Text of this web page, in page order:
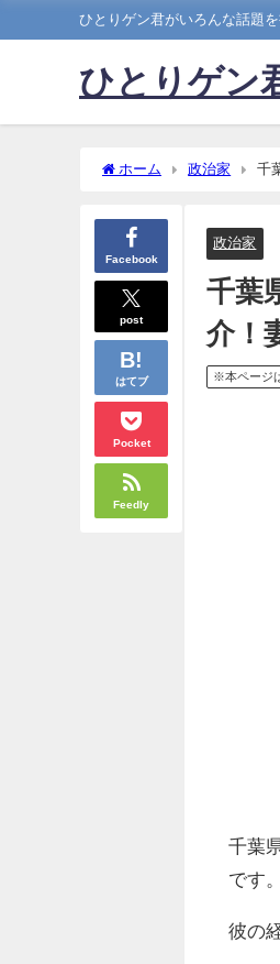
ひとりゲン君がいろんな話題を
ひとりゲン
ホーム 政治家 千
Facebook
post
はてブ
Pocket
Feedly
政治家
千葉
介！
※本ページ
千葉
です。
彼の